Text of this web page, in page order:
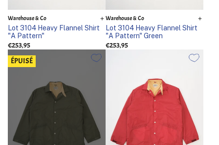
Warehouse & Co
Lot 3104 Heavy Flannel Shirt
"A Pattern"
€253,95
Warehouse & Co
Lot 3104 Heavy Flannel Shirt
"A Pattern" Green
€253,95
ÉPUISÉ